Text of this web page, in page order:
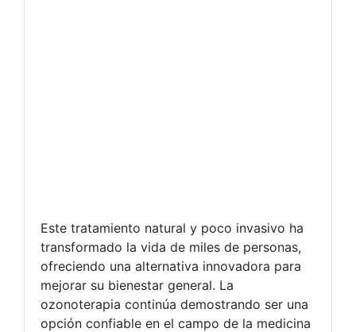
Este tratamiento natural y poco invasivo ha
transformado la vida de miles de personas,
ofreciendo una alternativa innovadora para
mejorar su bienestar general. La
ozonoterapia continúa demostrando ser una
opción confiable en el campo de la medicina